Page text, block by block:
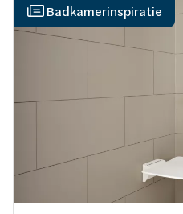
Badkamerinspiratie